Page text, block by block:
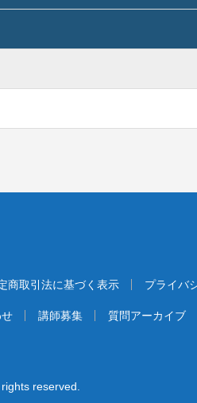
商取引法に基づく表示 プライバ
講師募集 質問アーカイブ
reserved.